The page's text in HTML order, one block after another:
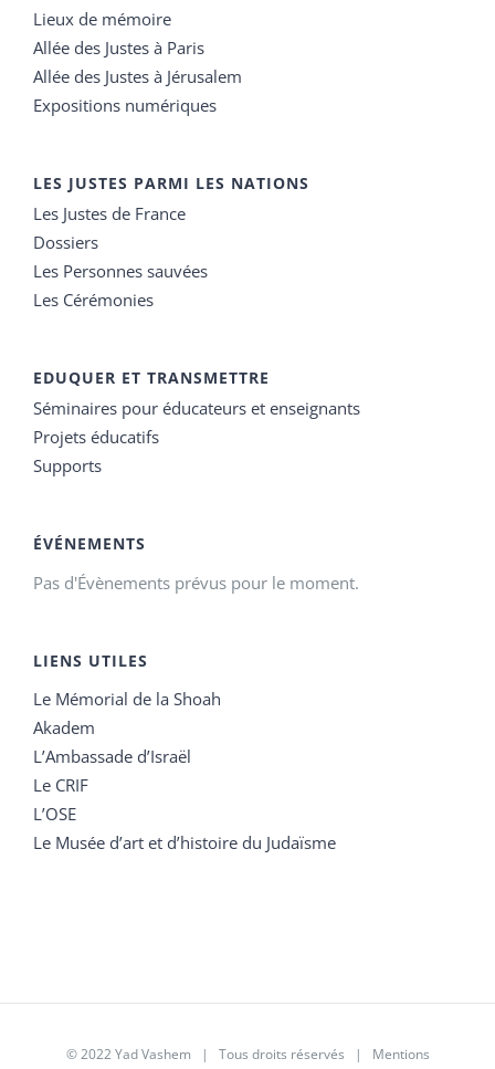
Lieux de mémoire
Allée des Justes à Paris
Allée des Justes à Jérusalem
Expositions numériques
LES JUSTES PARMI LES NATIONS
Les Justes de France
Dossiers
Les Personnes sauvées
Les Cérémonies
EDUQUER ET TRANSMETTRE
Séminaires pour éducateurs et enseignants
Projets éducatifs
Supports
ÉVÉNEMENTS
Pas d'Évènements prévus pour le moment.
LIENS UTILES
Le Mémorial de la Shoah
Akadem
L’Ambassade d’Israël
Le CRIF
L’OSE
Le Musée d’art et d’histoire du Judaïsme
© 2022 Yad Vashem | Tous droits réservés | Mentions